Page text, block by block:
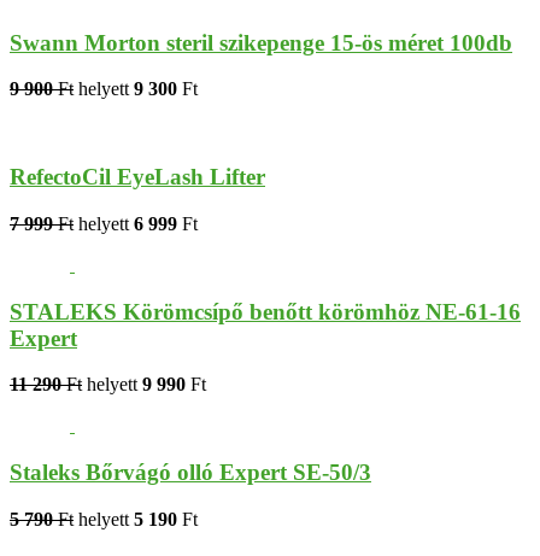
Swann Morton steril szikepenge 15-ös méret 100db
9 900 Ft helyett 9 300 Ft
RefectoCil EyeLash Lifter
7 999 Ft helyett 6 999 Ft
STALEKS Körömcsípő benőtt körömhöz NE-61-16
Expert
11 290 Ft helyett 9 990 Ft
Staleks Bőrvágó olló Expert SE-50/3
5 790 Ft helyett 5 190 Ft